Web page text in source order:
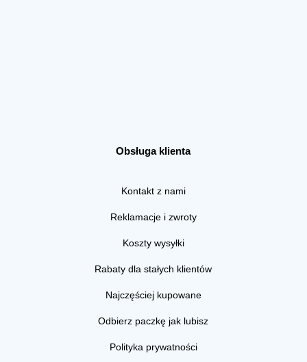
Obsługa klienta
Kontakt z nami
Reklamacje i zwroty
Koszty wysyłki
Rabaty dla stałych klientów
Najczęściej kupowane
Odbierz paczkę jak lubisz
Polityka prywatności